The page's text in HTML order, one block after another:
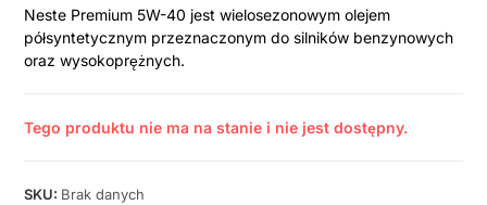
Neste Premium 5W-40 jest wielosezonowym olejem
półsyntetycznym przeznaczonym do silników benzynowych
oraz wysokoprężnych.
Tego produktu nie ma na stanie i nie jest dostępny.
SKU: Brak danych